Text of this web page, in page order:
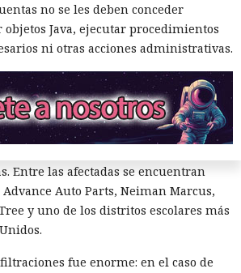
declaró culpable de cargos de fraude
robo agravado de datos personales
se dictará el 27 de octubre; la
32 años de prisión.
utilizaron credenciales robadas para
Entre las afectadas se encuentran
Auto Parts, Neiman Marcus,
y uno de los distritos escolares más
fue enorme: en el caso de
no se les deben conceder
Java, ejecutar procedimientos
ni otras acciones administrativas.